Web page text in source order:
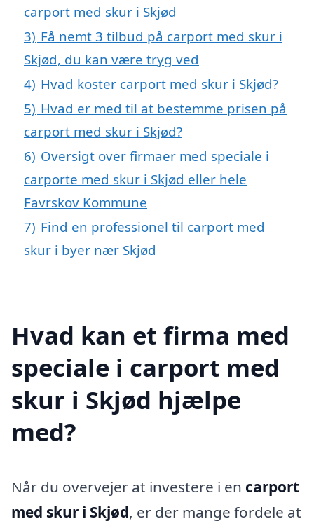
carport med skur i Skjød
3) Få nemt 3 tilbud på carport med skur i
Skjød, du kan være tryg ved
4) Hvad koster carport med skur i Skjød?
5) Hvad er med til at bestemme prisen på
carport med skur i Skjød?
6) Oversigt over firmaer med speciale i
carporte med skur i Skjød eller hele
Favrskov Kommune
7) Find en professionel til carport med
skur i byer nær Skjød
Hvad kan et firma med
speciale i carport med
skur i Skjød hjælpe
med?
Når du overvejer at investere i en carport
med skur i Skjød, er der mange fordele at